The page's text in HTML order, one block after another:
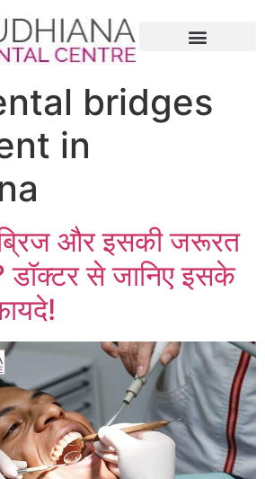
bridges
in
और इसकी जरूरत
डॉक्टर से जानिए इसके